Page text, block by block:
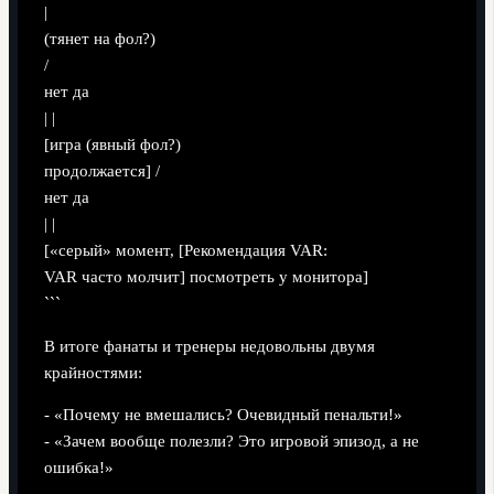
|
(тянет на фол?)
/
нет да
| |
[игра (явный фол?)
продолжается] /
нет да
| |
[«серый» момент, [Рекомендация VAR:
VAR часто молчит] посмотреть у монитора]
```
В итоге фанаты и тренеры недовольны двумя
крайностями:
- «Почему не вмешались? Очевидный пенальти!»
- «Зачем вообще полезли? Это игровой эпизод, а не
ошибка!»